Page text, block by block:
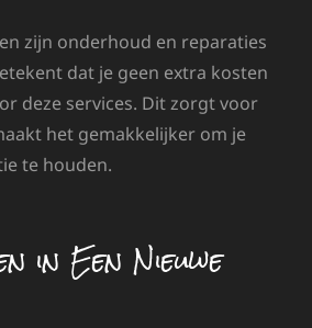
zijn onderhoud en reparaties
dat je geen extra kosten
deze services. Dit zorgt voor
het gemakkelijker om je
te houden.
in Een Nieuwe